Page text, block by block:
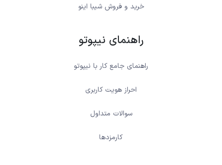
خرید و فروش شیبا اینو
راهنمای نیپوتو
راهنمای جامع کار با نیپوتو
احراز هویت کاربری
سوالات متداول
کارمزدها